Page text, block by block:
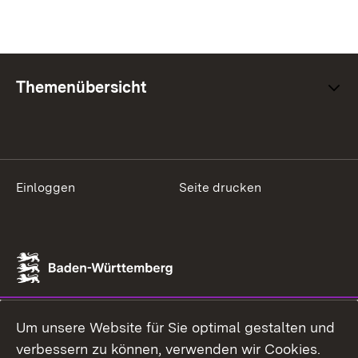
Themenübersicht
Einloggen Seite drucken
Um unsere Website für Sie optimal gestalten und
verbessern zu können, verwenden wir Cookies.